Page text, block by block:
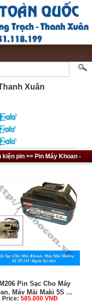
Xuân
kiện pin >> Pin Máy Khoan -
Pin Sạc Cho Máy
Máy Mài Maki 5S ...
Price:585.000 VNĐ